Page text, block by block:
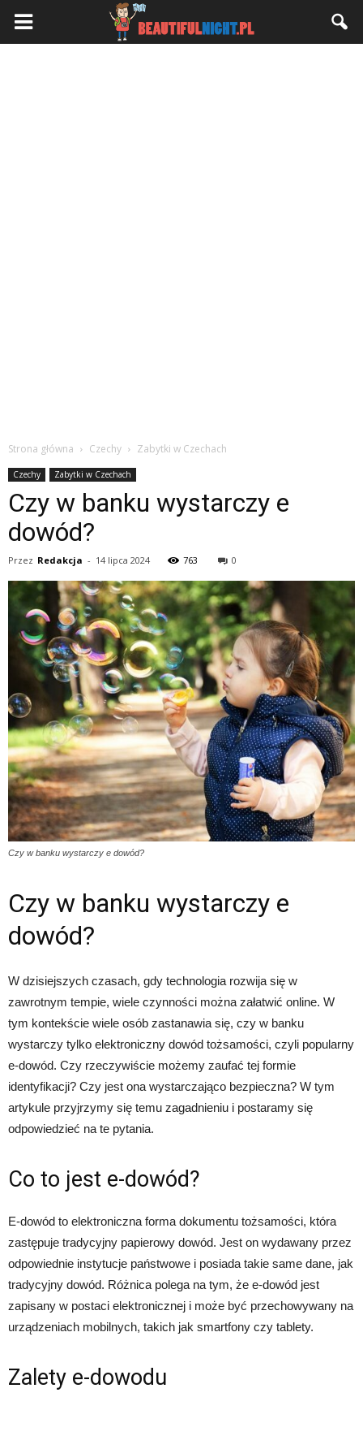
Strona główna Czechy Zabytki w Czechach
Czechy Zabytki w Czechach
Czy w banku wystarczy e
dowód?
Przez Redakcja - 14 lipca 2024 763 0
Czy w banku wystarczy e dowód?
Czy w banku wystarczy e
dowód?
W dzisiejszych czasach, gdy technologia rozwija się w
zawrotnym tempie, wiele czynności można załatwić online. W
tym kontekście wiele osób zastanawia się, czy w banku
wystarczy tylko elektroniczny dowód tożsamości, czyli popularny
e-dowód. Czy rzeczywiście możemy zaufać tej formie
identyfikacji? Czy jest ona wystarczająco bezpieczna? W tym
artykule przyjrzymy się temu zagadnieniu i postaramy się
odpowiedzieć na te pytania.
Co to jest e-dowód?
E-dowód to elektroniczna forma dokumentu tożsamości, która
zastępuje tradycyjny papierowy dowód. Jest on wydawany przez
odpowiednie instytucje państwowe i posiada takie same dane, jak
tradycyjny dowód. Różnica polega na tym, że e-dowód jest
zapisany w postaci elektronicznej i może być przechowywany na
urządzeniach mobilnych, takich jak smartfony czy tablety.
Zalety e-dowodu